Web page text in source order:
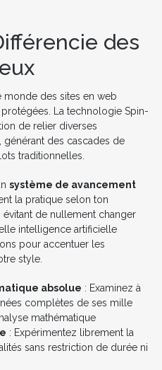
des
monde des sites en web
La technologie Spin-
de relier diverses
des cascades de
traditionnelles.
système de avancement
la pratique selon ton
de nullement changer
intelligence artificielle
pour accentuer les
style.
absolue : Examinez à
complètes de ses mille
mathématique
: Expérimentez librement la
sans restriction de durée ni